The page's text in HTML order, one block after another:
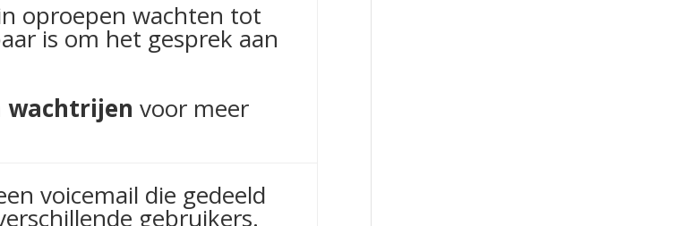
oproepen wachten tot
is om het gesprek aan
wachtrijen voor meer
voicemail die gedeeld
gebruikers.